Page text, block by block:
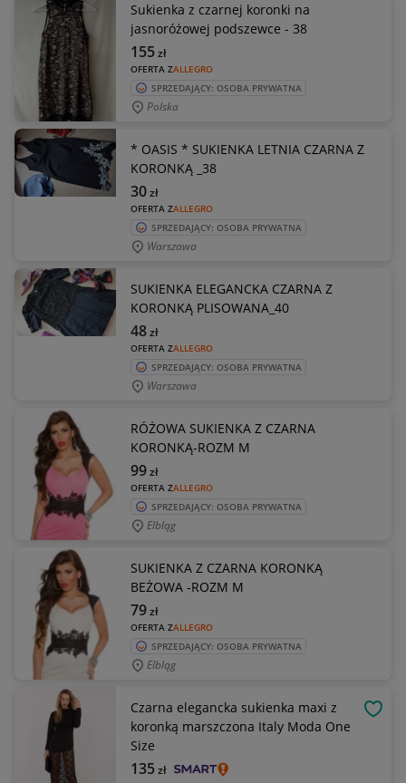
Sukienka z czarnej koronki na
jasnoróżowej podszewce - 38
OFERTA ZALLEGRO
155zł
SPRZEDAJĄCY: OSOBA PRYWATNA
Polska
* OASIS * SUKIENKA LETNIA CZARNA Z
KORONKĄ _38
OFERTA ZALLEGRO
30zł
SPRZEDAJĄCY: OSOBA PRYWATNA
Warszawa
SUKIENKA ELEGANCKA CZARNA Z
KORONKĄ PLISOWANA_40
OFERTA ZALLEGRO
48zł
SPRZEDAJĄCY: OSOBA PRYWATNA
Warszawa
RÓŻOWA SUKIENKA Z CZARNA
KORONKĄ-ROZM M
OFERTA ZALLEGRO
99zł
SPRZEDAJĄCY: OSOBA PRYWATNA
Elbląg
SUKIENKA Z CZARNA KORONKĄ
BEŻOWA -ROZM M
OFERTA ZALLEGRO
79zł
SPRZEDAJĄCY: OSOBA PRYWATNA
Elbląg
Czarna elegancka sukienka maxi z
koronką marszczona Italy Moda One
Size
135zł